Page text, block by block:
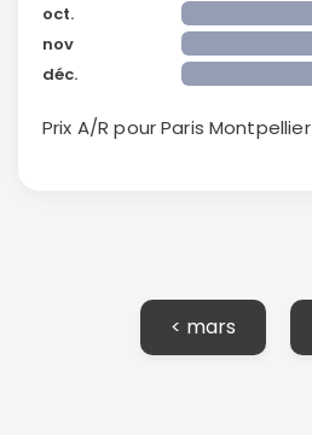
oct.
nov
déc.
Prix A/R pour Paris Montpellier
< mars